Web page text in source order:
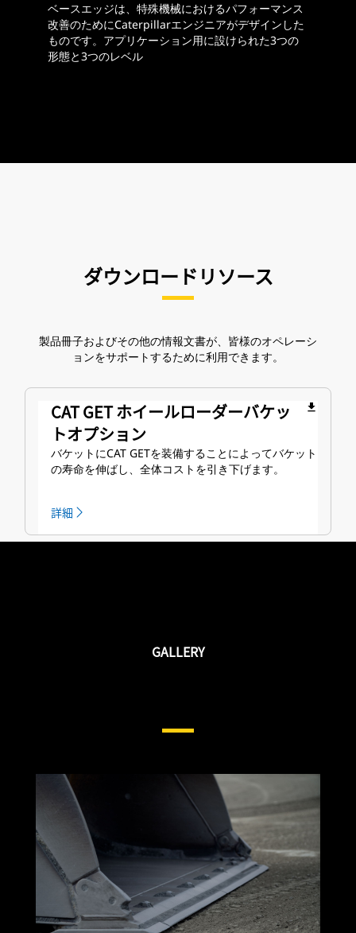
ベースエッジは、特殊機械におけるパフォーマンス
改善のためにCaterpillarエンジニアがデザインした
ものです。アプリケーション用に設けられた3つの
形態と3つのレベル
ダウンロードリソース
製品冊子およびその他の情報文書が、皆様のオペレーシ
ョンをサポートするために利用できます。
CAT GET ホイールローダーバケッ
トオプション
file_download
バケットにCAT GETを装備することによってバケット
の寿命を伸ばし、全体コストを引き下げます。
詳細
GALLERY